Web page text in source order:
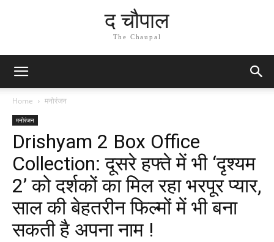
द चौपाल
The Chaupal
Home मनोरंजन
मनोरंजन
Drishyam 2 Box Office
Collection: दूसरे हफ्ते में भी ‘दृश्यम
2’ को दर्शकों का मिल रहा भरपूर प्यार,
साल की बेहतरीन फिल्मों में भी बना
सकती है अपना नाम !